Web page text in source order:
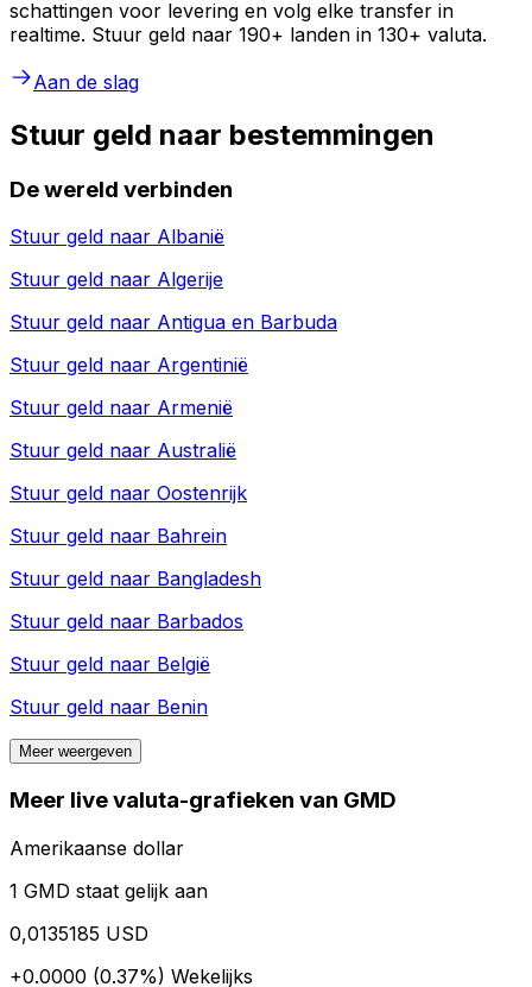
schattingen voor levering en volg elke transfer in
realtime. Stuur geld naar 190+ landen in 130+ valuta.
Aan de slag
Stuur geld naar bestemmingen
De wereld verbinden
Stuur geld naar Albanië
Stuur geld naar Algerije
Stuur geld naar Antigua en Barbuda
Stuur geld naar Argentinië
Stuur geld naar Armenië
Stuur geld naar Australië
Stuur geld naar Oostenrijk
Stuur geld naar Bahrein
Stuur geld naar Bangladesh
Stuur geld naar Barbados
Stuur geld naar België
Stuur geld naar Benin
Meer weergeven
Meer live valuta-grafieken van GMD
Amerikaanse dollar
1 GMD staat gelijk aan
0,0135185 USD
+0.0000 (0.37%) Wekelijks